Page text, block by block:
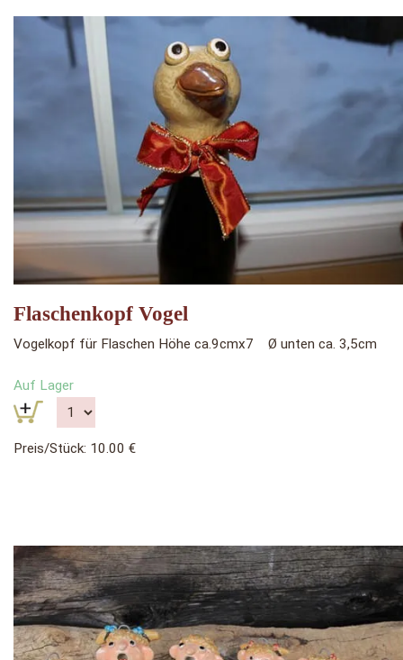
Flaschenkopf Vogel
Vogelkopf für Flaschen Höhe ca.9cmx7 Ø unten ca. 3,5cm
Auf Lager
Preis/Stück: 10.00 €